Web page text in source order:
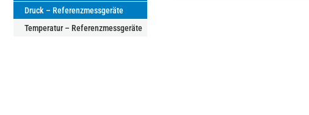
Druck – Referenzmessgeräte
Temperatur – Referenzmessgeräte